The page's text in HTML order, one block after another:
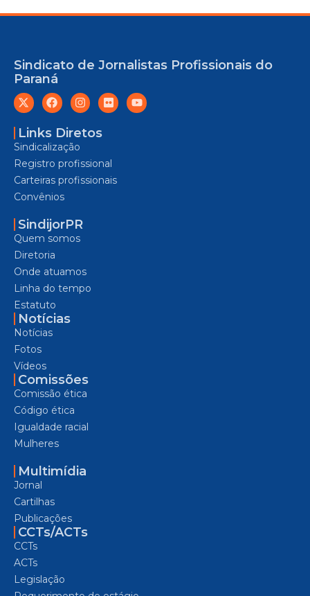
Sindicato de Jornalistas Profissionais do
Paraná
Links Diretos
Sindicalização
Registro profissional
Carteiras profissionais
Convênios
SindijorPR
Quem somos
Diretoria
Onde atuamos
Linha do tempo
Estatuto
Notícias
Notícias
Fotos
Vídeos
Comissões
Comissão ética
Código ética
Igualdade racial
Mulheres
Multimídia
Jornal
Cartilhas
Publicações
CCTs/ACTs
CCTs
ACTs
Legislação